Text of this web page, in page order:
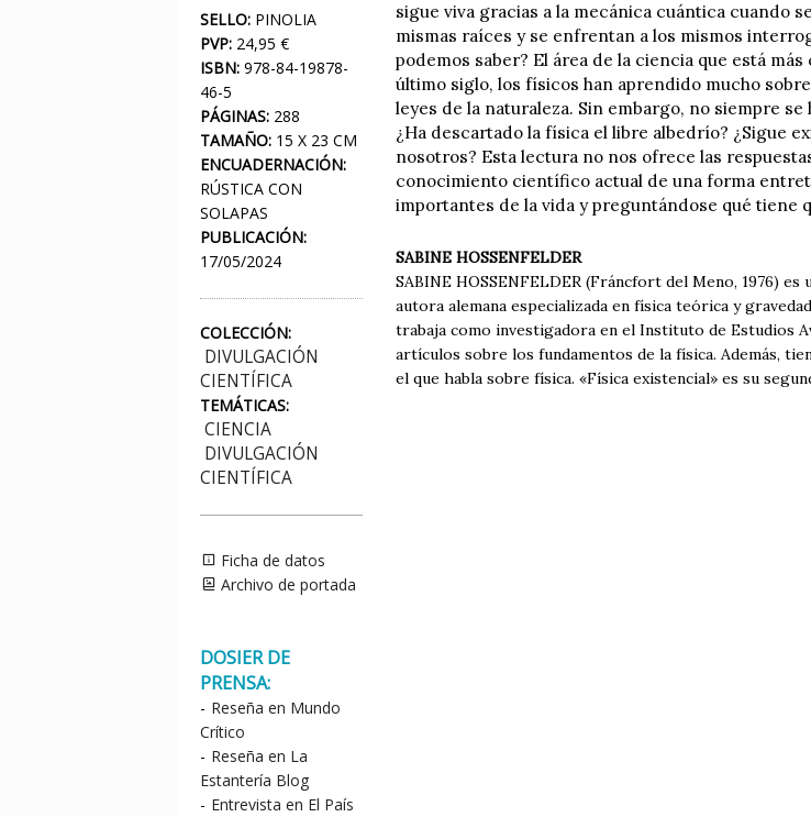
SELLO: PINOLIA
PVP: 24,95 €
ISBN: 978-84-19878-
46-5
PÁGINAS: 288
TAMAÑO: 15 X 23 CM
ENCUADERNACIÓN:
RÚSTICA CON
SOLAPAS
PUBLICACIÓN:
17/05/2024
COLECCIÓN:
DIVULGACIÓN
CIENTÍFICA
TEMÁTICAS:
CIENCIA
DIVULGACIÓN
CIENTÍFICA
Ficha de datos
Archivo de portada
DOSIER DE
PRENSA:
- Reseña en Mundo
Crítico
- Reseña en La
Estantería Blog
- Entrevista en El País
sigue viva gracias a la mecánica cuántica cuando
mismas raíces y se enfrentan a los mismos
podemos saber? El área de la ciencia que está
último siglo, los físicos han aprendido mucho
leyes de la naturaleza. Sin embargo, no siempre
¿Ha descartado la física el libre albedrío? ¿Sigue
nosotros? Esta lectura no nos ofrece las
conocimiento científico actual de una forma
importantes de la vida y preguntándose qué tiene
SABINE HOSSENFELDER
SABINE HOSSENFELDER (Fráncfort del Meno, 1976) es
autora alemana especializada en física teórica y
trabaja como investigadora en el Instituto de Estudios
artículos sobre los fundamentos de la física. Además,
el que habla sobre física. «Física existencial» es su